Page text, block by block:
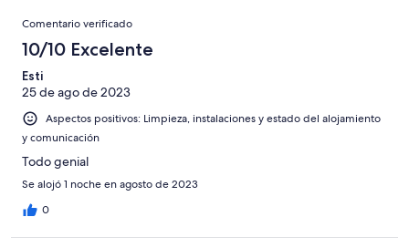
puntuación
Normal
una
puntuación
Mediocre
494
una
puntuación
de
Horrible
Comentarios
Comentario verificado
10/10 Excelente
Esti
25 de ago de 2023
Aspectos positivos: Limpieza, instalaciones y estado del alojamiento
y comunicación
Todo genial
Se alojó 1 noche en agosto de 2023
0